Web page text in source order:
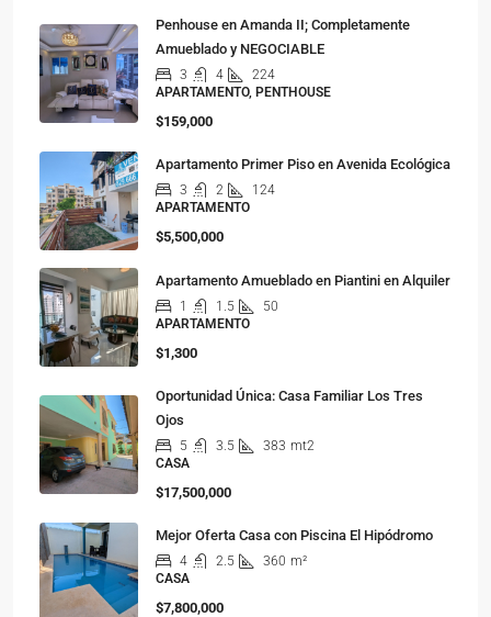
Penhouse en Amanda II; Completamente
Amueblado y NEGOCIABLE
3 4
224
APARTAMENTO, PENTHOUSE
$159,000
Apartamento Primer Piso en Avenida Ecológica
3 2
124
APARTAMENTO
$5,500,000
Apartamento Amueblado en Piantini en Alquiler
1 1.5
50
APARTAMENTO
$1,300
Oportunidad Única: Casa Familiar Los Tres
Ojos
5 3.5 383 mt2
CASA
$17,500,000
Mejor Oferta Casa con Piscina El Hipódromo
4 2.5 360 m²
CASA
$7,800,000